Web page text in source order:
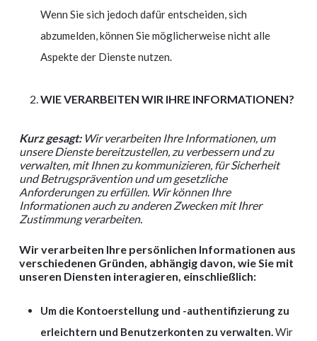
Wenn Sie sich jedoch dafür entscheiden, sich
abzumelden, können Sie möglicherweise nicht alle
Aspekte der Dienste nutzen.
WIE VERARBEITEN WIR IHRE INFORMATIONEN?
Kurz gesagt: Wir verarbeiten Ihre Informationen, um
unsere Dienste bereitzustellen, zu verbessern und zu
verwalten, mit Ihnen zu kommunizieren, für Sicherheit
und Betrugsprävention und um gesetzliche
Anforderungen zu erfüllen. Wir können Ihre
Informationen auch zu anderen Zwecken mit Ihrer
Zustimmung verarbeiten.
Wir verarbeiten Ihre persönlichen Informationen aus
verschiedenen Gründen, abhängig davon, wie Sie mit
unseren Diensten interagieren, einschließlich:
Um die Kontoerstellung und -authentifizierung zu
erleichtern und Benutzerkonten zu verwalten.Wir